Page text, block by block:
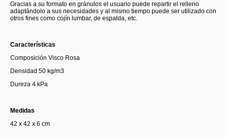
Gracias a su formato en gránulos el usuario puede repartir el relleno
adaptándolo a sus necesidades y al mismo tiempo puede ser utilizado con
otros fines como cojín lumbar, de espalda, etc.
Características
Composición Visco Rosa
Densidad 50 kg/m3
Dureza 4 kPa
Medidas
42 x 42 x 6 cm